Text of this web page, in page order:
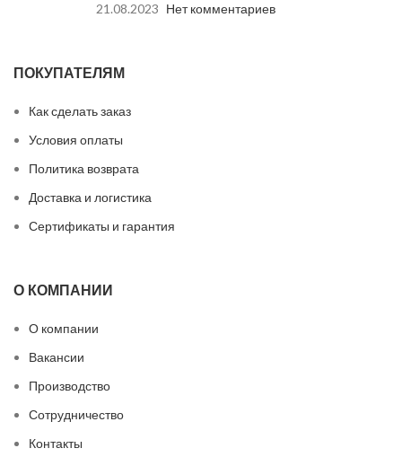
21.08.2023 Нет комментариев
ПОКУПАТЕЛЯМ
Как сделать заказ
Условия оплаты
Политика возврата
Доставка и логистика
Сертификаты и гарантия
О КОМПАНИИ
О компании
Вакансии
Производство
Сотрудничество
Контакты